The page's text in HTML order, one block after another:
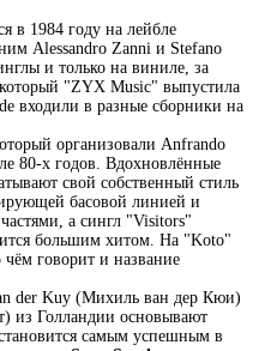
в 1984 году на лейбле
Alessandro Zanni и Stefano
и только на виниле, за
"ZYX Music" выпустила
входили в разные сборники на
организовали Anfrando
80-х годов. Вдохновлённые
свой собственный стиль
басовой линией и
а сингл "Visitors"
большим хитом. На "Koto"
чём говорит и название
der Kuy (Михиль ван дер Кюи)
из Голландии основывают
самым успешным в